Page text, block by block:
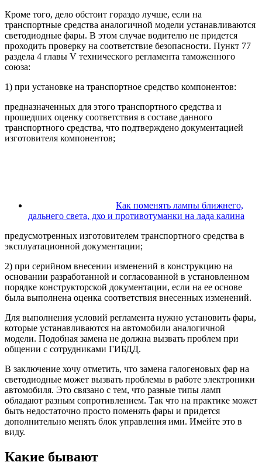
Кроме того, дело обстоит гораздо лучше, если на
транспортные средства аналогичной модели устанавливаются
светодиодные фары. В этом случае водителю не придется
проходить проверку на соответствие безопасности. Пункт 77
раздела 4 главы V технического регламента таможенного
союза:
1) при установке на транспортное средство компонентов:
предназначенных для этого транспортного средства и
прошедших оценку соответствия в составе данного
транспортного средства, что подтверждено документацией
изготовителя компонентов;
Как поменять лампы ближнего,
дальнего света, дхо и противотуманки на лада калина
предусмотренных изготовителем транспортного средства в
эксплуатационной документации;
2) при серийном внесении изменений в конструкцию на
основании разработанной и согласованной в установленном
порядке конструкторской документации, если на ее основе
была выполнена оценка соответствия внесенных изменений.
Для выполнения условий регламента нужно установить фары,
которые устанавливаются на автомобили аналогичной
модели. Подобная замена не должна вызвать проблем при
общении с сотрудниками ГИБДД.
В заключение хочу отметить, что замена галогеновых фар на
светодиодные может вызвать проблемы в работе электроники
автомобиля. Это связано с тем, что разные типы ламп
обладают разным сопротивлением. Так что на практике может
быть недостаточно просто поменять фары и придется
дополнительно менять блок управления ими. Имейте это в
виду.
Какие бывают